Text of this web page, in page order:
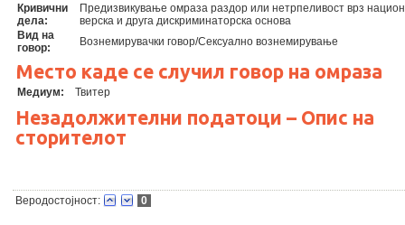
Кривични
дела:
Предизвикување омраза раздор или нетрпеливост врз
верска и друга дискриминаторска основа
Вид на
говор:
Вознемирувачки говор/Сексуално вознемирување
Место каде се случил говор на омраза
Медиум: Твитер
Незадолжителни податоци – Опис на
сторителот
Веродостојност: 0